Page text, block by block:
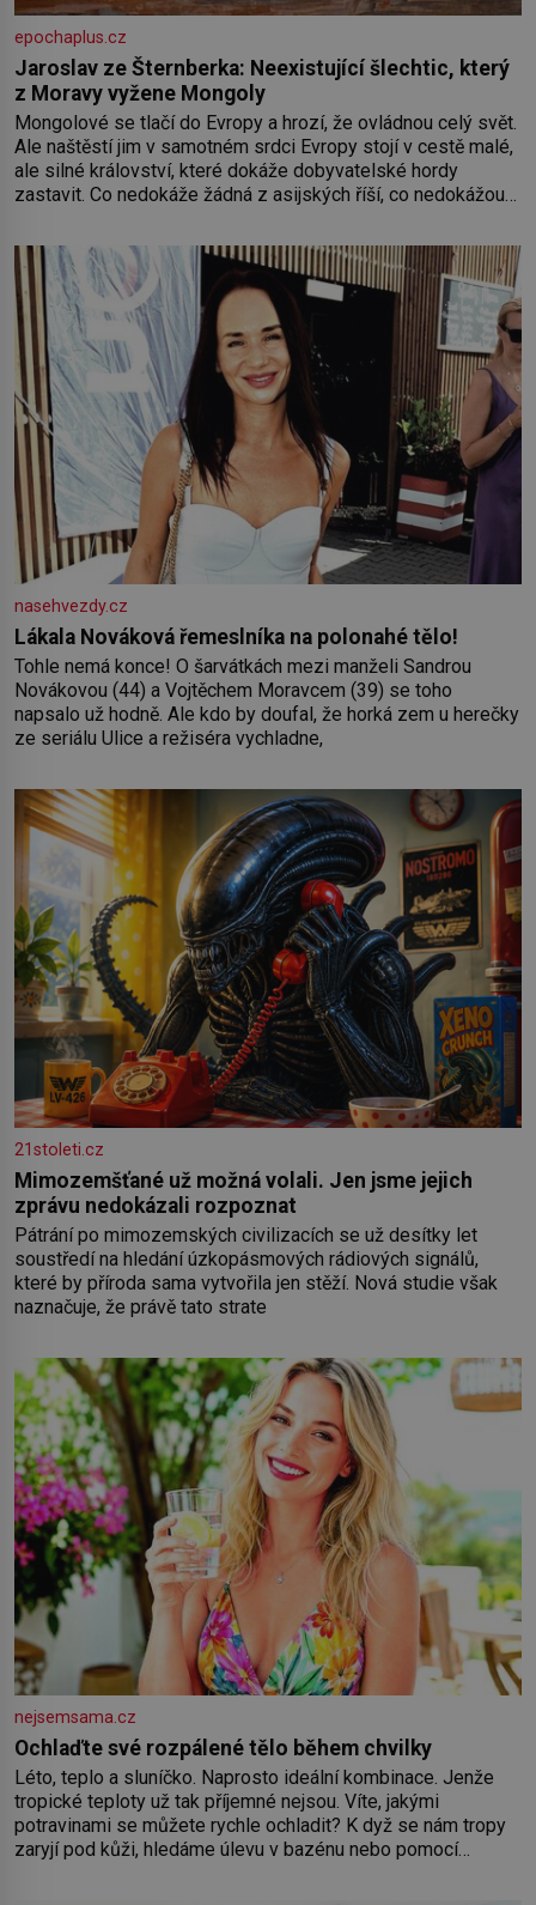
epochaplus.cz
Jaroslav ze Šternberka: Neexistující šlechtic, který
z Moravy vyžene Mongoly
Mongolové se tlačí do Evropy a hrozí, že ovládnou celý svět.
Ale naštěstí jim v samotném srdci Evropy stojí v cestě malé,
ale silné království, které dokáže dobyvatelské hordy
zastavit. Co nedokáže žádná z asijských říší, co nedokážou
od roku 1223 postupují podél Kaspického a Azovského
moře,
nasehvezdy.cz
Lákala Nováková řemeslníka na polonahé tělo!
Tohle nemá konce! O šarvátkách mezi manželi Sandrou
Novákovou (44) a Vojtěchem Moravcem (39) se toho
napsalo už hodně. Ale kdo by doufal, že horká zem u herečky
ze seriálu Ulice a režiséra vychladne,
21stoleti.cz
Mimozemšťané už možná volali. Jen jsme jejich
zprávu nedokázali rozpoznat
Pátrání po mimozemských civilizacích se už desítky let
soustředí na hledání úzkopásmových rádiových signálů,
které by příroda sama vytvořila jen stěží. Nová studie však
naznačuje, že právě tato strate
nejsemsama.cz
Ochlaďte své rozpálené tělo během chvilky
Léto, teplo a sluníčko. Naprosto ideální kombinace. Jenže
tropické teploty už tak příjemné nejsou. Víte, jakými
potravinami se můžete rychle ochladit? K dyž se nám tropy
zaryjí pod kůži, hledáme úlevu v bazénu nebo pomocí